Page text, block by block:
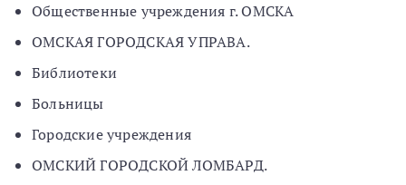
Общественные учреждения г. ОМСКА
ОМСКАЯ ГОРОДСКАЯ УПРАВА.
Библиотеки
Больницы
Городские учреждения
ОМСКИЙ ГОРОДСКОЙ ЛОМБАРД.